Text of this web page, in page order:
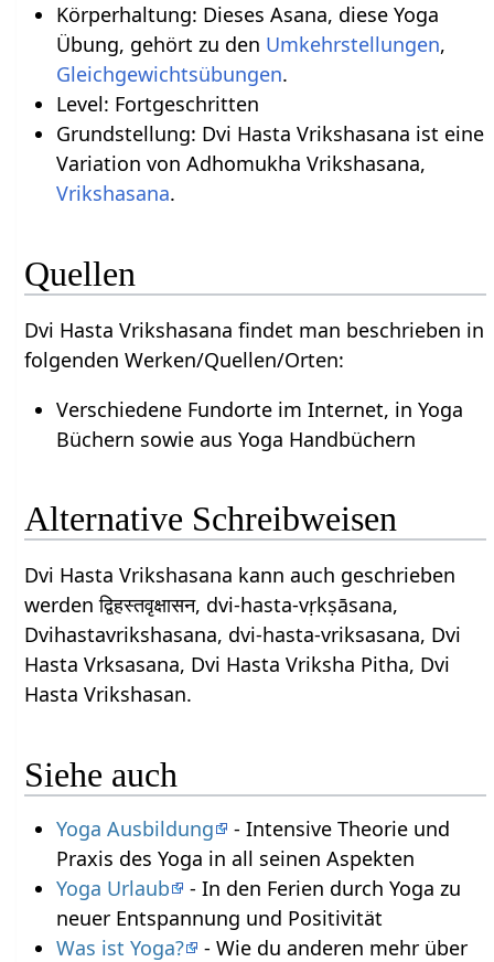
Körperhaltung: Dieses Asana, diese Yoga
Übung, gehört zu den Umkehrstellungen,
Gleichgewichtsübungen.
Level: Fortgeschritten
Grundstellung: Dvi Hasta Vrikshasana ist eine
Variation von Adhomukha Vrikshasana,
Vrikshasana.
Quellen
Dvi Hasta Vrikshasana findet man beschrieben in
folgenden Werken/Quellen/Orten:
Verschiedene Fundorte im Internet, in Yoga
Büchern sowie aus Yoga Handbüchern
Alternative Schreibweisen
Dvi Hasta Vrikshasana kann auch geschrieben
werden द्विहस्तवृक्षासन, dvi-hasta-vṛkṣāsana,
Dvihastavrikshasana, dvi-hasta-vriksasana, Dvi
Hasta Vrksasana, Dvi Hasta Vriksha Pitha, Dvi
Hasta Vrikshasan.
Siehe auch
Yoga Ausbildung
- Intensive Theorie und
Praxis des Yoga in all seinen Aspekten
Yoga Urlaub
- In den Ferien durch Yoga zu
neuer Entspannung und Positivität
Was ist Yoga?
- Wie du anderen mehr über